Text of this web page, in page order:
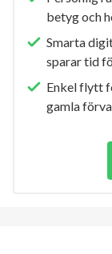
betyg och
Smarta
sparar tid
Enkel flytt
gamla